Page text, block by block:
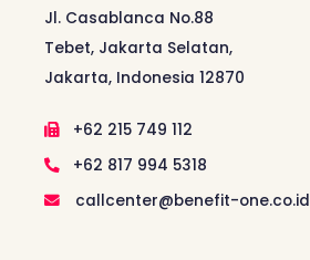
Jl. Casablanca No.88
Tebet, Jakarta Selatan,
Jakarta, Indonesia 12870
+62 215 749 112
+62 817 994 5318
callcenter@benefit-one.co.id